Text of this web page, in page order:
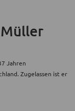
Jahren
Zugelassen ist er